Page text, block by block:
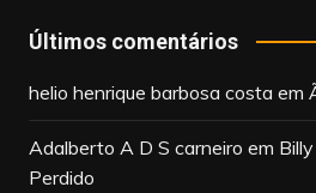
Últimos comentários
helio henrique barbosa costa em
Adalberto A D S carneiro em
Perdido